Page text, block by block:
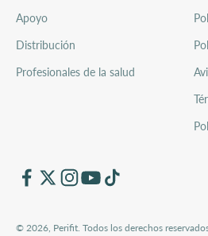
Apoyo
Distribución
Profesionales de la salud
© 2026, Perifit. Todos los derechos